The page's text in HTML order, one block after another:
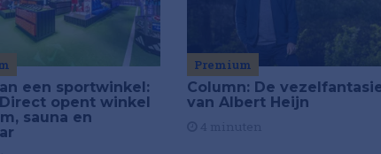
een sportwinkel:
opent winkel
sauna en
Premium
Column: De
van Albert Heijn